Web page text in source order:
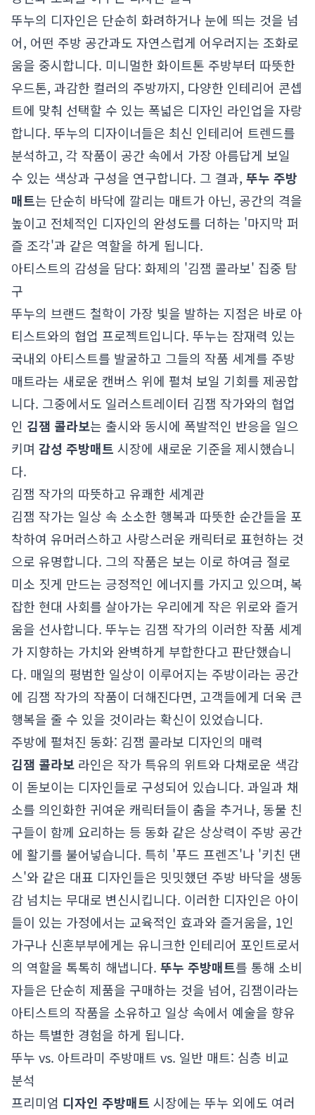
뚜누의 디자인은 단순히 화려하거나 눈에 띄는 것을 넘
어, 어떤 주방 공간과도 자연스럽게 어우러지는 조화로
움을 중시합니다. 미니멀한 화이트톤 주방부터 따뜻한
우드톤, 과감한 컬러의 주방까지, 다양한 인테리어 콘셉
트에 맞춰 선택할 수 있는 폭넓은 디자인 라인업을 자랑
합니다. 뚜누의 디자이너들은 최신 인테리어 트렌드를
분석하고, 각 작품이 공간 속에서 가장 아름답게 보일
수 있는 색상과 구성을 연구합니다. 그 결과, 뚜누 주방
매트는 단순히 바닥에 깔리는 매트가 아닌, 공간의 격을
높이고 전체적인 디자인의 완성도를 더하는 '마지막 퍼
즐 조각'과 같은 역할을 하게 됩니다.
아티스트의 감성을 담다: 화제의 '김잼 콜라보' 집중 탐
구
뚜누의 브랜드 철학이 가장 빛을 발하는 지점은 바로 아
티스트와의 협업 프로젝트입니다. 뚜누는 잠재력 있는
국내외 아티스트를 발굴하고 그들의 작품 세계를 주방
매트라는 새로운 캔버스 위에 펼쳐 보일 기회를 제공합
니다. 그중에서도 일러스트레이터 김잼 작가와의 협업
인 김잼 콜라보는 출시와 동시에 폭발적인 반응을 일으
키며 감성 주방매트 시장에 새로운 기준을 제시했습니
다.
김잼 작가의 따뜻하고 유쾌한 세계관
김잼 작가는 일상 속 소소한 행복과 따뜻한 순간들을 포
착하여 유머러스하고 사랑스러운 캐릭터로 표현하는 것
으로 유명합니다. 그의 작품은 보는 이로 하여금 절로
미소 짓게 만드는 긍정적인 에너지를 가지고 있으며, 복
잡한 현대 사회를 살아가는 우리에게 작은 위로와 즐거
움을 선사합니다. 뚜누는 김잼 작가의 이러한 작품 세계
가 지향하는 가치와 완벽하게 부합한다고 판단했습니
다. 매일의 평범한 일상이 이루어지는 주방이라는 공간
에 김잼 작가의 작품이 더해진다면, 고객들에게 더욱 큰
행복을 줄 수 있을 것이라는 확신이 있었습니다.
주방에 펼쳐진 동화: 김잼 콜라보 디자인의 매력
김잼 콜라보 라인은 작가 특유의 위트와 다채로운 색감
이 돋보이는 디자인들로 구성되어 있습니다. 과일과 채
소를 의인화한 귀여운 캐릭터들이 춤을 추거나, 동물 친
구들이 함께 요리하는 등 동화 같은 상상력이 주방 공간
에 활기를 불어넣습니다. 특히 '푸드 프렌즈'나 '키친 댄
스'와 같은 대표 디자인들은 밋밋했던 주방 바닥을 생동
감 넘치는 무대로 변신시킵니다. 이러한 디자인은 아이
들이 있는 가정에서는 교육적인 효과와 즐거움을, 1인
가구나 신혼부부에게는 유니크한 인테리어 포인트로서
의 역할을 톡톡히 해냅니다. 뚜누 주방매트를 통해 소비
자들은 단순히 제품을 구매하는 것을 넘어, 김잼이라는
아티스트의 작품을 소유하고 일상 속에서 예술을 향유
하는 특별한 경험을 하게 됩니다.
뚜누 vs. 아트라미 주방매트 vs. 일반 매트: 심층 비교
분석
프리미엄 디자인 주방매트 시장에는 뚜누 외에도 여러